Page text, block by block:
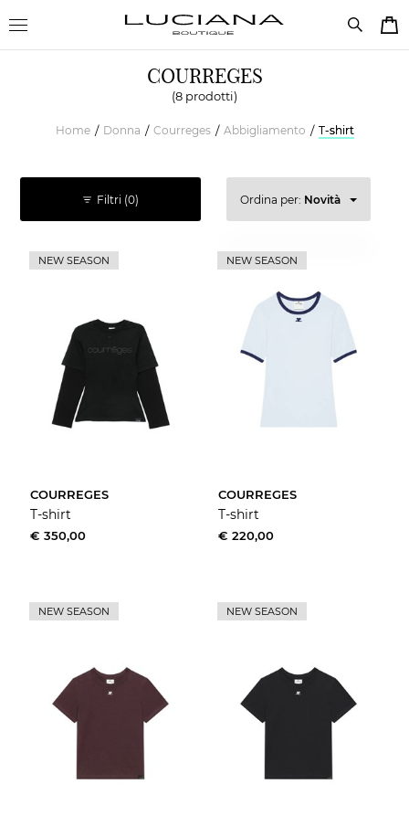
COURREGES
(8 prodotti)
Home / Donna / Courreges / Abbigliamento / T-shirt
Filtri (0) Ordina per: Novità
Prezzo crescente
Novità
NEW SEASON
COURREGES
T-shirt
€ 350,00
NEW SEASON
COURREGES
T-shirt
€ 220,00
NEW SEASON NEW SEASON